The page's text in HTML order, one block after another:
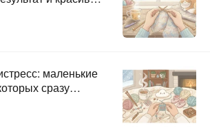
маленькие
сразу